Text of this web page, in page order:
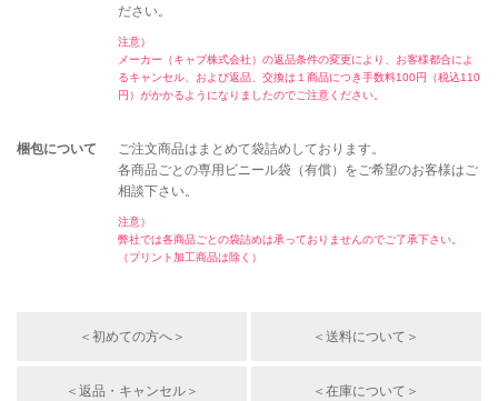
ださい。
注意）
メーカー（キャブ株式会社）の返品条件の変更により、お客様都合によ
るキャンセル、および返品、交換は１商品につき手数料100円（税込110
円）がかかるようになりましたのでご注意ください。
梱包について
ご注文商品はまとめて袋詰めしております。
各商品ごとの専用ビニール袋（有償）をご希望のお客様はご
相談下さい。
注意）
弊社では各商品ごとの袋詰めは承っておりませんのでご了承下さい。
（プリント加工商品は除く）
＜初めての方へ＞ ＜送料について＞
＜返品・キャンセル＞ ＜在庫について＞